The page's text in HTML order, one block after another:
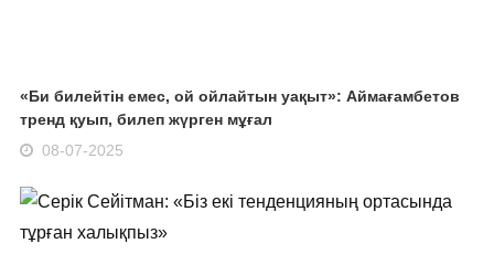
«Би билейтін емес, ой ойлайтын уақыт»: Аймағамбетов
тренд қуып, билеп жүрген мұғал
08-07-2025